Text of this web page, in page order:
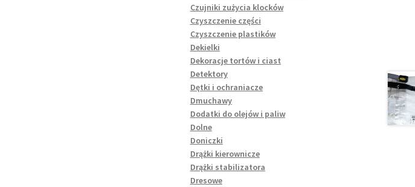
Czujniki zużycia klocków
Czyszczenie części
Czyszczenie plastików
Dekielki
Dekoracje tortów i ciast
Detektory
Dętki i ochraniacze
Dmuchawy
Dodatki do olejów i paliw
Dolne
Doniczki
Drążki kierownicze
Drążki stabilizatora
Dresowe